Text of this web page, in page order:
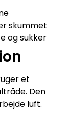
skummet
og sukker
et
Den
luft.